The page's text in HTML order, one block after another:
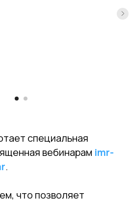
специальная
вебинарам imr-
.
что позволяет